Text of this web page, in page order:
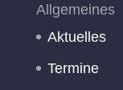
Allgemeines
Aktuelles
Termine